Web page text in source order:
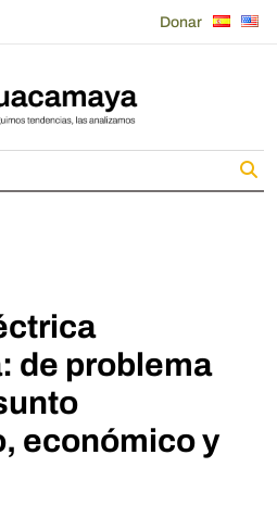
Donar
de problema
económico y